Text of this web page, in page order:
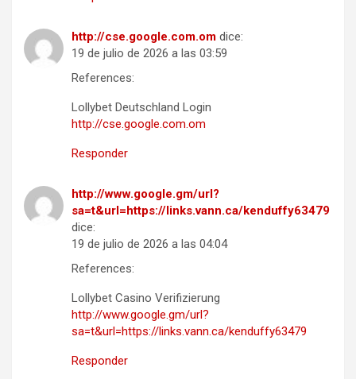
http://cse.google.com.om dice:
19 de julio de 2026 a las 03:59
References:
Lollybet Deutschland Login
http://cse.google.com.om
Responder
http://www.google.gm/url?
sa=t&url=https://links.vann.ca/kenduffy63479
dice:
19 de julio de 2026 a las 04:04
References:
Lollybet Casino Verifizierung
http://www.google.gm/url?
sa=t&url=https://links.vann.ca/kenduffy63479
Responder